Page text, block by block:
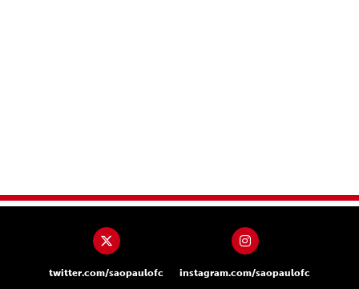
twitter.com/saopaulofc instagram.com/saopaulofc